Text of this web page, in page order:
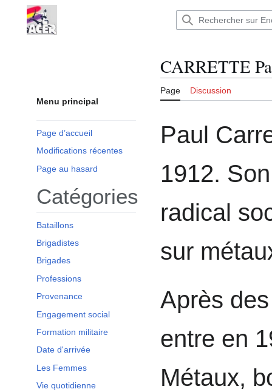
contenu
Encyclopédie : Brigades
Menu principal
Page d’accueil
Modifications récentes
Page au hasard
Catégories
Bataillons
Brigadistes
Brigades
Professions
Provenance
Engagement social
Formation militaire
Date d'arrivée
Les Femmes
Vie quotidienne
CARRETTE
Page Discussion
Paul
1912.
radical
sur
Après
entre en
Métaux,